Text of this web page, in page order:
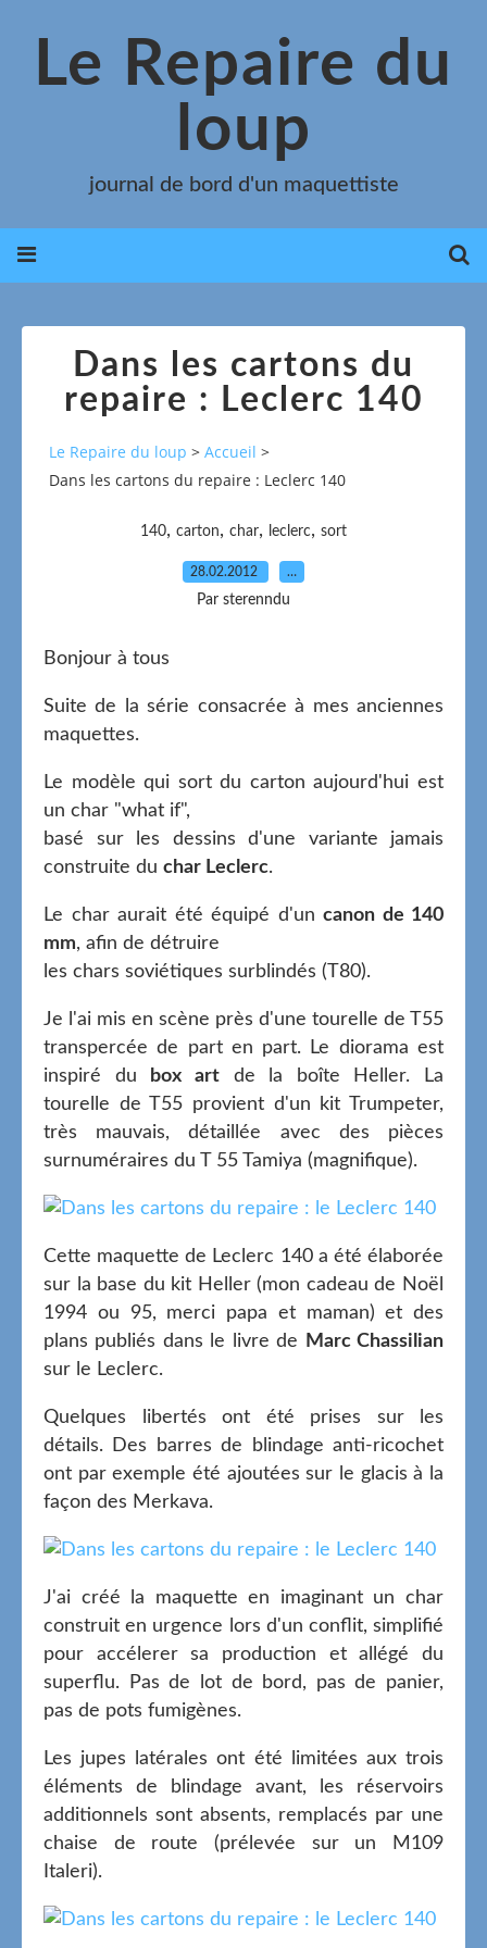
Le Repaire du
loup
journal de bord d'un maquettiste
Dans les cartons du
repaire : Leclerc 140
Le Repaire du loup > Accueil >
Dans les cartons du repaire : Leclerc 140
140, carton, char, leclerc, sort
28.02.2012 …
Par sterenndu
Bonjour à tous
Suite de la série consacrée à mes anciennes
maquettes.
Le modèle qui sort du carton aujourd'hui est
un char "what if",
basé sur les dessins d'une variante jamais
construite du char Leclerc.
Le char aurait été équipé d'un canon de 140
mm, afin de détruire
les chars soviétiques surblindés (T80).
Je l'ai mis en scène près d'une tourelle de T55
transpercée de part en part. Le diorama est
inspiré du
box artde la boîte Heller. La
tourelle de T55 provient d'un kit Trumpeter,
très mauvais, détaillée avec des pièces
surnuméraires du T 55 Tamiya (magnifique).
Cette maquette de Leclerc 140 a été élaborée
sur la base du kit Heller (mon cadeau de Noël
1994 ou 95, merci papa et maman) et des
plans publiés dans le livre de
Marc Chassilian
sur le Leclerc.
Quelques libertés ont été prises sur les
détails. Des barres de blindage anti-ricochet
ont par exemple été ajoutées sur le glacis à la
façon des Merkava.
J'ai créé la maquette en imaginant un char
construit en urgence lors d'un conflit, simplifié
pour accélerer sa production et allégé du
superflu. Pas de lot de bord, pas de panier,
pas de pots fumigènes.
Les jupes latérales ont été limitées aux trois
éléments de blindage avant, les réservoirs
additionnels sont absents, remplacés par une
chaise de route (prélevée sur un M109
Italeri).